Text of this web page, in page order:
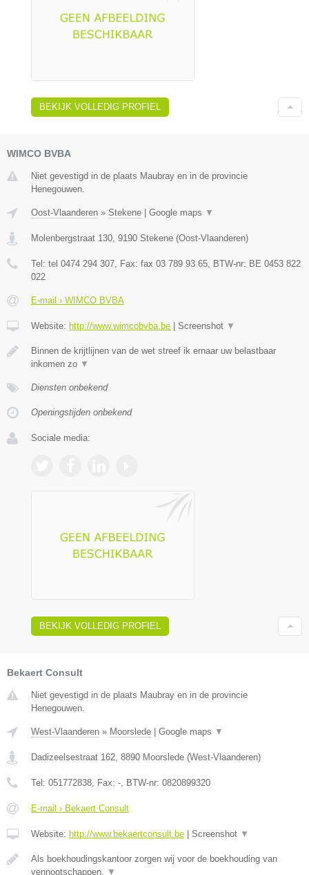
BEKIJK VOLLEDIG PROFIEL
WIMCO BVBA
Niet gevestigd in de plaats Maubray en in de provincie
Henegouwen.
Oost-Vlaanderen » Stekene | Google maps ▼
Molenbergstraat 130 9190 Stekene (Oost-Vlaanderen)
Tel: tel 0474 294 307 , Fax: fax 03 789 93 65 , BTW-nr: BE 0453 822
022
E-mail › WIMCO BVBA
Website: http://www.wimcobvba.be | Screenshot ▼
Binnen de krijtlijnen van de wet streef ik ernaar uw belastbaar
inkomen zo ▼
Diensten onbekend
Openingstijden onbekend
Sociale media:
BEKIJK VOLLEDIG PROFIEL
Bekaert Consult
Niet gevestigd in de plaats Maubray en in de provincie
Henegouwen.
West-Vlaanderen » Moorslede Google maps ▼
Dadizeelsestraat 162, 8890 Moorslede (West-Vlaanderen)
Tel: 051772838, Fax: -, BTW-nr: 0820899320
E-mail › Bekaert Consult
Website: http://www.bekaertconsult.be Screenshot ▼
Als boekhoudingskantoor zorgen wij voor de boekhouding van
vennootschappen, ▼